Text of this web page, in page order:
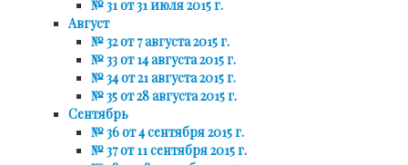
№ 31 от 31 июля 2015 г.
Август
№ 32 от 7 августа 2015 г.
№ 33 от 14 августа 2015 г.
№ 34 от 21 августа 2015 г.
№ 35 от 28 августа 2015 г.
Сентябрь
№ 36 от 4 сентября 2015 г.
№ 37 от 11 сентября 2015 г.